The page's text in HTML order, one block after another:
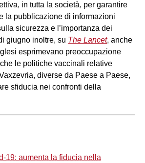
in tutta la società, per garantire
la pubblicazione di informazioni
sicurezza e l’importanza dei
giugno inoltre, su The Lancet, anche
esprimevano preoccupazione
le politiche vaccinali relative
diverse da Paese a Paese,
sfiducia nei confronti della
19: aumenta la fiducia nella